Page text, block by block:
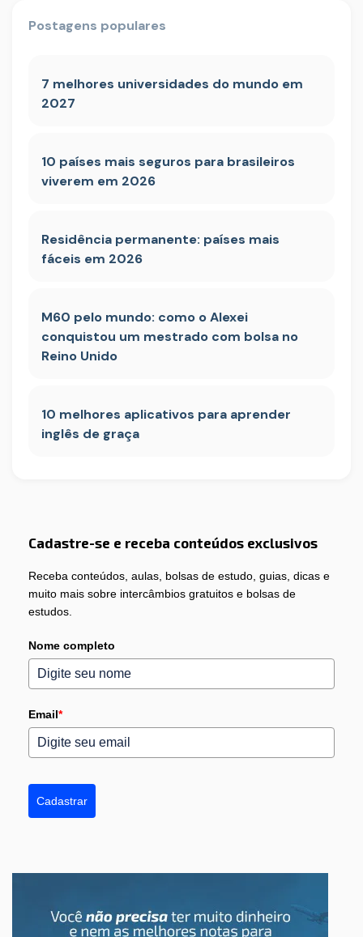
Postagens populares
7 melhores universidades do mundo em
2027
10 países mais seguros para brasileiros
viverem em 2026
Residência permanente: países mais
fáceis em 2026
M60 pelo mundo: como o Alexei
conquistou um mestrado com bolsa no
Reino Unido
10 melhores aplicativos para aprender
inglês de graça
Cadastre-se e receba conteúdos exclusivos
Receba conteúdos, aulas, bolsas de estudo, guias, dicas e
muito mais sobre intercâmbios gratuitos e bolsas de
estudos.
Nome completo
Email*
Cadastrar